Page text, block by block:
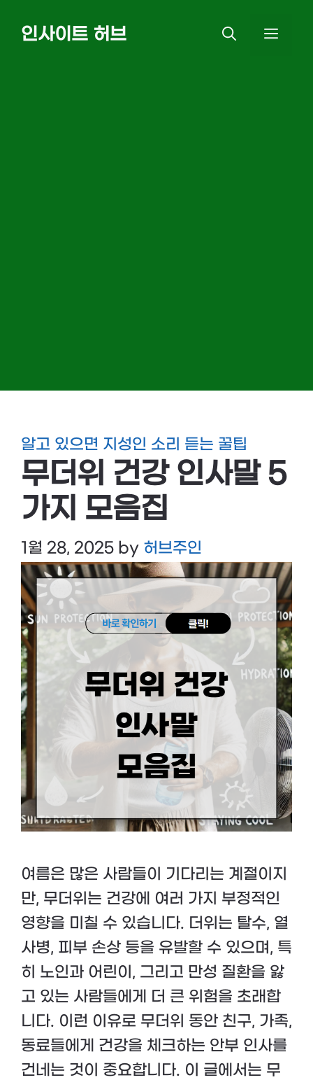
인사이트 허브
알고 있으면 지성인 소리 듣는 꿀팁
무더위 건강 인사말 5
가지 모음집
1월 28, 2025 by 허브주인
여름은 많은 사람들이 기다리는 계절이지
만, 무더위는 건강에 여러 가지 부정적인
영향을 미칠 수 있습니다. 더위는 탈수, 열
사병, 피부 손상 등을 유발할 수 있으며, 특
히 노인과 어린이, 그리고 만성 질환을 앓
고 있는 사람들에게 더 큰 위험을 초래합
니다. 이런 이유로 무더위 동안 친구, 가족,
동료들에게 건강을 체크하는 안부 인사를
건네는 것이 중요합니다. 이 글에서는 무